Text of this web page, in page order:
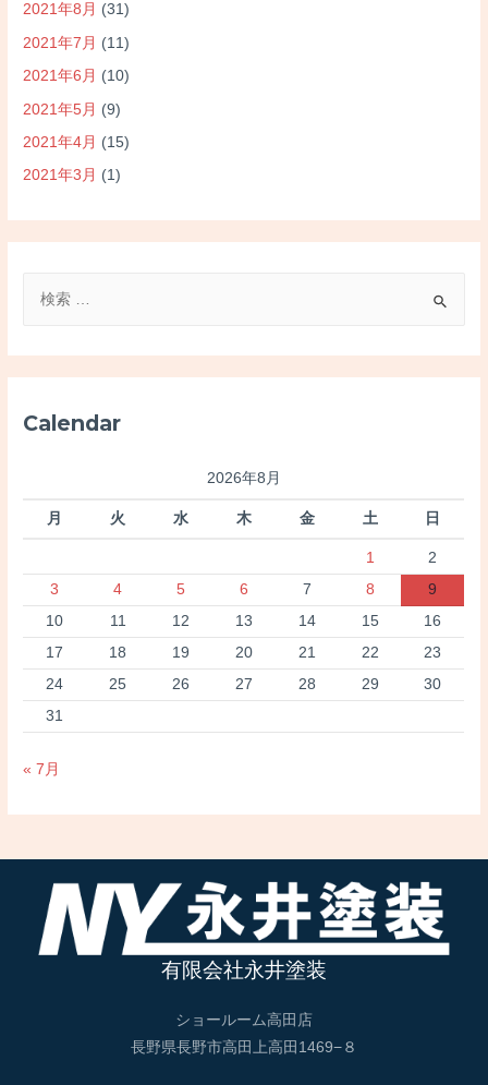
2021年8月 (31)
2021年7月 (11)
2021年6月 (10)
2021年5月 (9)
2021年4月 (15)
2021年3月 (1)
象
Calendar
2026年8月
月 火 水 木 金 土 日
1
2
3
4 5 6 7 8
9
10
11 12 13 14 15
16
17
18 19 20 21 22
23
24
25 26 27 28 29
30
31
« 7月
有限会社永井塗装
ショールーム高田店
長野県長野市高田上高田1469−８